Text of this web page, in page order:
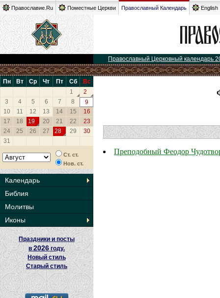
Православие.Ru Поместные Церкви Православный Календарь English
Православный Церковный календарь
Пн Вт Ср Чт Пт Сб
Вс
1
2
3
4 5 6 7 8
9
10
11 12 13 14 15
16
17
18 19 20 21 22
23
24
25 26 27 28 29
30
31
Ст. ст.
Нов. ст.
Календарь
Библия
Молитвы
Иконы
Праздники и посты
в2026 году.
Новый стиль
Старый стиль
Преподобный Феодор